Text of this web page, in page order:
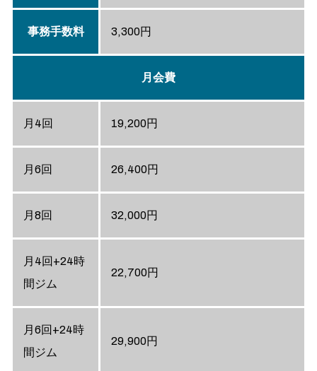
事務手数料 3,300円
月会費
月4回 19,200円
月6回 26,400円
月8回 32,000円
月4回+24時
間ジム
22,700円
月6回+24時
間ジム
29,900円